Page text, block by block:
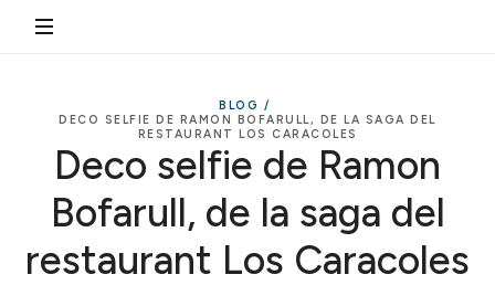
BLOG /
DECO SELFIE DE RAMON BOFARULL, DE LA SAGA DEL
RESTAURANT LOS CARACOLES
Deco selfie de Ramon
Bofarull, de la saga del
restaurant Los Caracoles